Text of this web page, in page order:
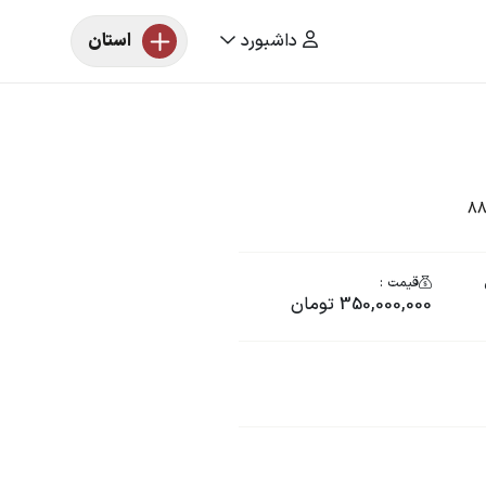
داشبورد استان
قیمت :
350,000,000 تومان